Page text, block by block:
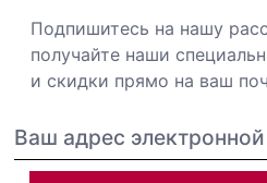
Подпишитесь на нашу
получайте наши
и скидки прямо на ваш